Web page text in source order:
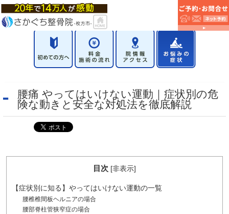
腰痛 やってはいけない運動｜症状別の危
険な動きと安全な対処法を徹底解説
目次 [非表示]
【症状別に知る】やってはいけない運動の一覧
腰椎椎間板ヘルニアの場合
腰部脊柱管狭窄症の場合